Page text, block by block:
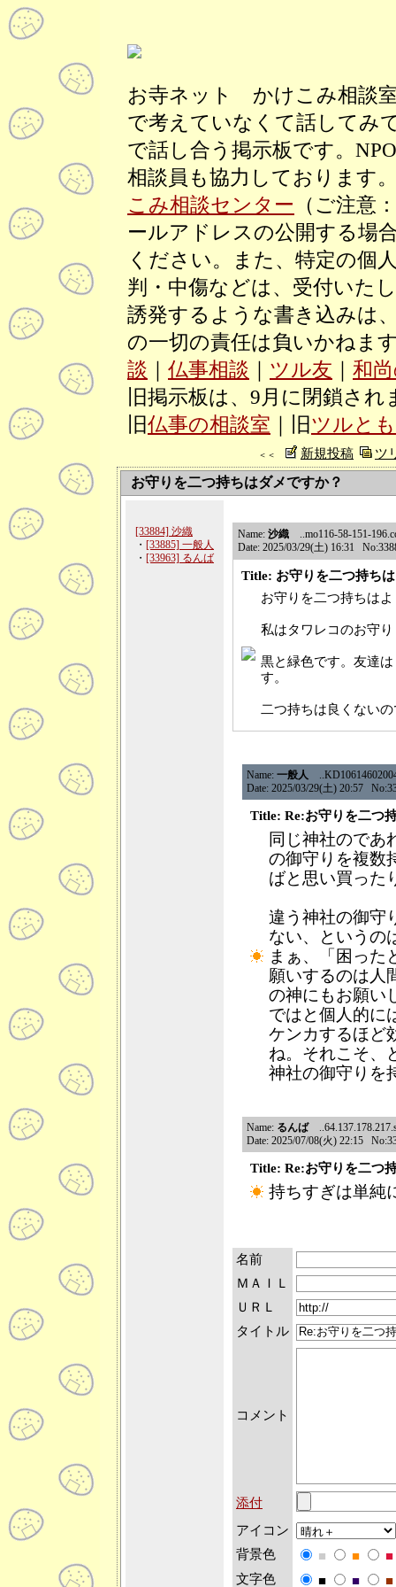
お寺ネット かけこみ相談
で考えていなくて話してみ
で話し合う掲示板です。
相談員も協力しております
こみ相談センター （ご注意
ールアドレスの公開する場
ください。また、特定の個
判・中傷などは、受付いた
誘発するような書き込みは
の一切の責任は負いかねま
談
仏事相談 ツル友
和
旧掲示板は、9月に閉鎖され
旧仏事の相談室 ｜旧 ツルとも
＜＜ 新規投稿 ツ
お守りを二つ持ちはダメですか？
[33884] 沙織
・ [33885] 一般人
・ [33963] るんば
Name: 沙織 ..mo116-58-151-
Date: 2025/03/29(土) 16:31
Title: お守りを二つ持ち
お守りを二つ持ちは
私はタワレコのお守
黒と緑色です。友達
す。
二つ持ちは良くない
Name: 一般人
Date: 2025/03/29(土) 20:57
Title: Re:お守りを二つ
同じ神社のであ
の御守りを複数
ばと思い買った
違う神社の御守
ない、というの
まぁ、「困った
願いするのは人
の神にもお願い
ではと個人的に
ケンカするほど
ね。それこそ、
神社の御守りを
Name: るんば
Date: 2025/07/08(火) 22:15
Title: Re:お守りを二つ
持ちすぎは単純
名前
ＭＡＩＬ
ＵＲＬ
タイトル
コメント
添付
アイコン
背景色
■ ■
■
文字色
■ ■ ■